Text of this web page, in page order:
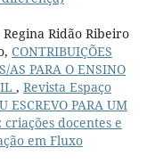
Ridão Ribeiro
CONTRIBUIÇÕES
AS PARA O ENSINO
, Revista Espaço
PARA UM
criações docentes e
em Fluxo